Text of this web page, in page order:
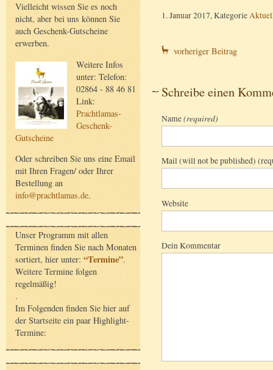
Vielleicht wissen Sie es noch
nicht, aber bei uns können Sie
auch Geschenk-Gutscheine
erwerben.
Weitere Infos
unter: Telefon:
02864 - 88 46 81
Link:
Prachtlamas-
Geschenk-
Gutscheine
Oder schreiben Sie uns eine Email
mit Ihren Fragen/ oder Ihrer
Bestellung an
info@prachtlamas.de.
Unser Programm mit allen
Terminen finden Sie nach Monaten
sortiert, hier unter: “Termine”.
Weitere Termine folgen
regelmäßig!
.
Im Folgenden finden Sie hier auf
der Startseite ein paar Highlight-
Termine:
1. Januar 2017, Kategorie
vorheriger Beitrag
Schreibe einen
Name(required)
Mail (will not be published)
Website
Dein Kommentar